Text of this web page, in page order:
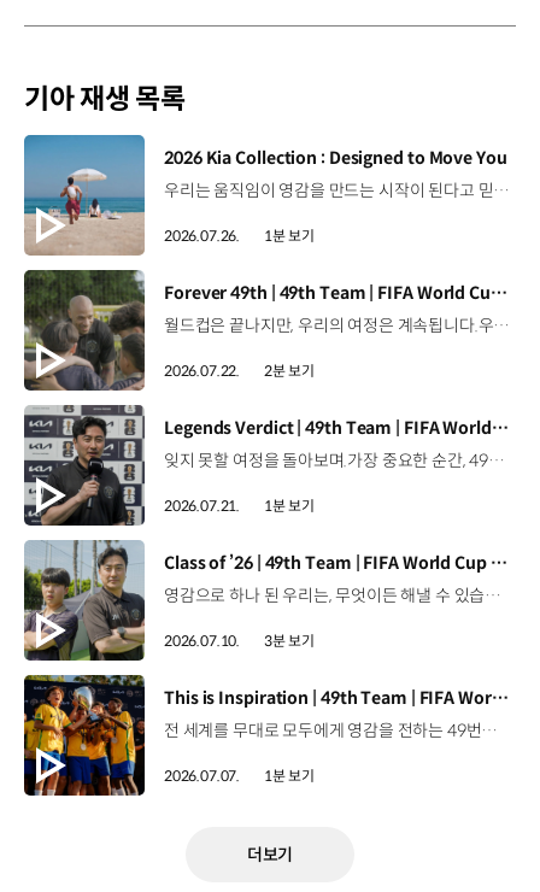
기아 재생 목록
[동영상]
2026 Kia Collection : Designed to Move You
우리는 움직임이 영감을 만드는 시작이 된다고 믿습니다. 기아만의 Movement로 당신의 일상에 영감을 더해줄 2026 Kia Collection을 만나보세요. Designed to move you. Kia Collection 자세히 보기 ▶ #Kia #기아 #KiaCollection #기아컬렉션 #Designedtomoveyou #lifestyle
2026.07.26. 1분 보기
[동영상]
Forever 49th | 49th Team | FIFA World Cup 2026™
월드컵은 끝나지만, 우리의 여정은 계속됩니다.우리는 영원한 49번째 팀입니다. 자세히 보기 ▶ #Kia #InspirationConnectsUsAll #49thTeam #OMBC #FIFAWorldCup2026 유튜브 쇼츠 보기 >
2026.07.22. 2분 보기
[동영상]
Legends Verdict | 49th Team | FIFA World Cup 2026™
잊지 못할 여정을 돌아보며.가장 중요한 순간, 49번째 팀이 공을 건네며 완벽하게 임무를 해낸 그 순간을 함께 돌아봅니다. 자세히 보기 ▶ #Kia #InspirationConnectsUsAll #49thTeam #OMBC #FIFAWorldCup2026 유튜브 쇼츠 보기 >
2026.07.21. 1분 보기
[동영상]
Class of ’26 | 49th Team | FIFA World Cup 2026™
영감으로 하나 된 우리는, 무엇이든 해낼 수 있습니다.세계 곳곳에서 모인 2026년의 주인공들이 FIFA 월드컵™ 오피셜 매치볼 캐리어로 꿈의 무대에 섰습니다. 자세히 보기 ▶ #Kia #InspirationConnectsUsAll #49thTeam #OMBC #FIFAWorldCup2026 유튜브 쇼츠 보기 >
2026.07.10. 3분 보기
[동영상]
This is Inspiration | 49th Team | FIFA World Cup 2026™
전 세계를 무대로 모두에게 영감을 전하는 49번째 팀.FIFA 월드컵 2026™을 향한 여정 속, 이제 사람들의 시선은 이 어린 스타들에게 향합니다. 자세히 보기 ▶ #Kia #InspirationConnectsUsAll #49thTeam #OMBC #FIFAWorldCup2026 유튜브 쇼츠 보기 >
2026.07.07. 1분 보기
더보기